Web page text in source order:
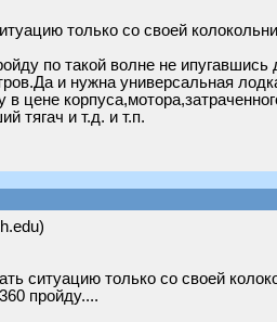
только со своей
по такой волне не
и нужна универсальная
в цене
тягач и т.д. и т.п.
ситуацию только со своей
пройду....